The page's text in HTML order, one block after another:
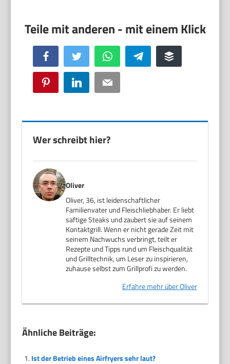
Facebook Twitter WhatsApp Telegram Buffer
Pinterest LinkedIn Email
Wer schreibt hier?
Oliver
Oliver, 36, ist leidenschaftlicher
Familienvater und Fleischliebhaber. Er liebt
saftige Steaks und zaubert sie auf seinem
Kontaktgrill. Wenn er nicht gerade Zeit mit
seinem Nachwuchs verbringt, teilt er
Rezepte und Tipps rund um Fleischqualität
und Grilltechnik, um Leser zu inspirieren,
zuhause selbst zum Grillprofi zu werden.
Erfahre mehr über Oliver
Ähnliche Beiträge:
Ist der Betrieb eines Airfryers sehr laut?